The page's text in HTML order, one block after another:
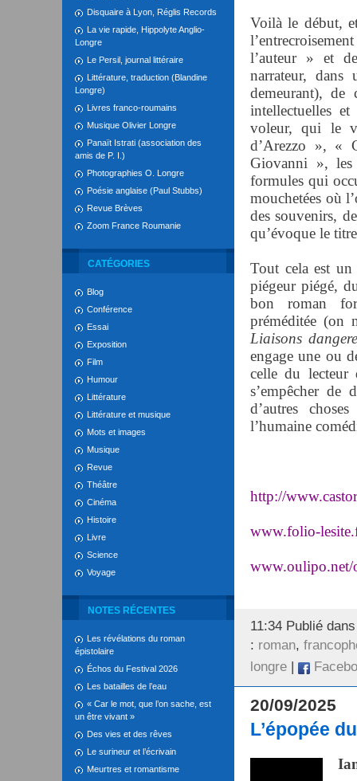
Disquaire à Lyon, Réglis Records
La vie rapide, Hippolyte Anglio-
Longre
Le Persil, journal littéraire
Littérature, traduction (Blandine
Longre)
Livres franco-roumains
Musique Olivier Longre
Panaït Istrati (association des
amis de P. I.)
Photographies O. Longre
Poésie anglaise (Paul Stubbs)
Revue Brèves
Zoom France Roumanie
CATÉGORIES
Blog
Conférence
Essai
Exposition
Film
Humour
Littérature
Littérature et musique
Mots et images
Musique
Revue
Théâtre
Cinéma
Histoire
Livre
Science
Voyage
NOTES RÉCENTES
Les révélations du roman
épistolaire
Échos du Festival 2026
Les batailles de l’eau
« Car le mot, que l’on sache, est
un être vivant »
Des vies et des rêves
Le surineur et l’écrivain
Meurtres et romantisme
Voilà le début,
l’auteur » et
narrateur, dans
demeurant), de
intellectuelles
voleur, qui le
d’Arezzo », «
Giovanni », les
formules qui
mouchetées où
des souvenirs,
qu’évoque le
Tout cela est
piégeur piégé,
bon roman
préméditée (on
Liaisons
engage une ou
celle du lecteur
s’empêcher de
d’autres
l’humaine
http://
www.folio-
11:34 Publié
: roman,
longre |
20/09/2025
L’épopée